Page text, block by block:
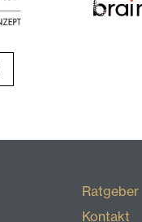
Ratgeber
Kontakt